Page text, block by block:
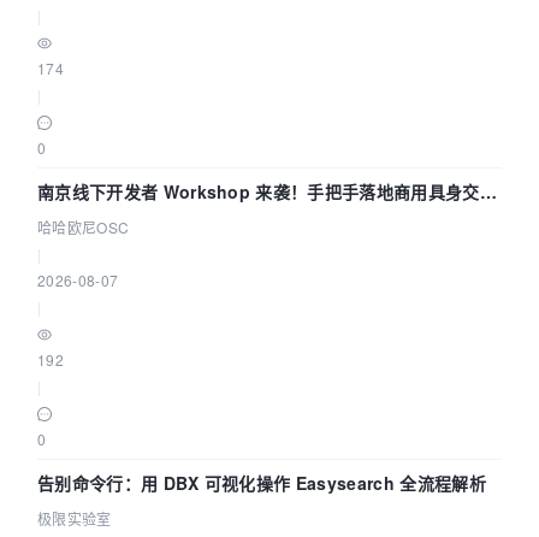
174
0
南京线下开发者 Workshop 来袭！手把手落地商用具身交互
智能 Agent 应用
哈哈欧尼OSC
2026-08-07
192
0
告别命令行：用 DBX 可视化操作 Easysearch 全流程解析
极限实验室